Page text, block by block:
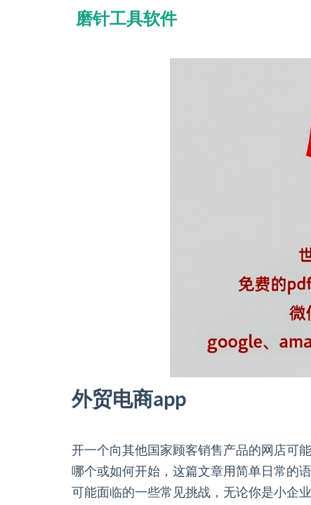
磨针工具软件
外贸电商app
开一个向其他国家顾客销售产品的网店可
哪个或如何开始，这篇文章用简单日常的
可能面临的一些常见挑战，无论你是小企